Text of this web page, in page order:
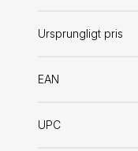
Ursprungligt pris
EAN
UPC